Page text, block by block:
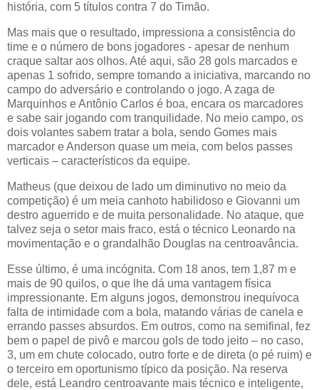
história, com 5 títulos contra 7 do Timão.
Mas mais que o resultado, impressiona a consistência do
time e o número de bons jogadores - apesar de nenhum
craque saltar aos olhos. Até aqui, são 28 gols marcados e
apenas 1 sofrido, sempre tomando a iniciativa, marcando no
campo do adversário e controlando o jogo. A zaga de
Marquinhos e Antônio Carlos é boa, encara os marcadores
e sabe sair jogando com tranquilidade. No meio campo, os
dois volantes sabem tratar a bola, sendo Gomes mais
marcador e Anderson quase um meia, com belos passes
verticais – característicos da equipe.
Matheus (que deixou de lado um diminutivo no meio da
competição) é um meia canhoto habilidoso e Giovanni um
destro aguerrido e de muita personalidade. No ataque, que
talvez seja o setor mais fraco, está o técnico Leonardo na
movimentação e o grandalhão Douglas na centroavância.
Esse último, é uma incógnita. Com 18 anos, tem 1,87 m e
mais de 90 quilos, o que lhe dá uma vantagem física
impressionante. Em alguns jogos, demonstrou inequívoca
falta de intimidade com a bola, matando várias de canela e
errando passes absurdos. Em outros, como na semifinal, fez
bem o papel de pivô e marcou gols de todo jeito – no caso,
3, um em chute colocado, outro forte e de direta (o pé ruim) e
o terceiro em oportunismo típico da posição. Na reserva
dele, está Leandro centroavante mais técnico e inteligente,